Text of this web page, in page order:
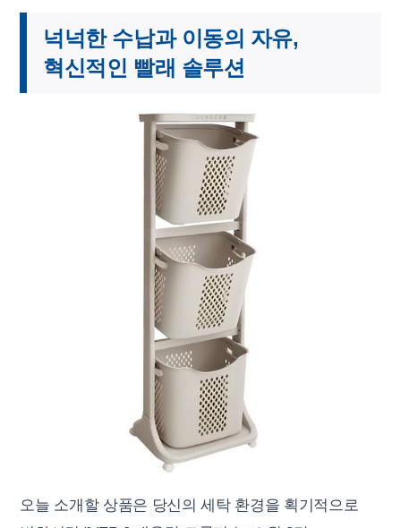
넉넉한 수납과 이동의 자유,
혁신적인 빨래 솔루션
오늘 소개할 상품은 당신의 세탁 환경을 획기적으로